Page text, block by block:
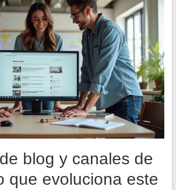
blog y canales de
que evoluciona este